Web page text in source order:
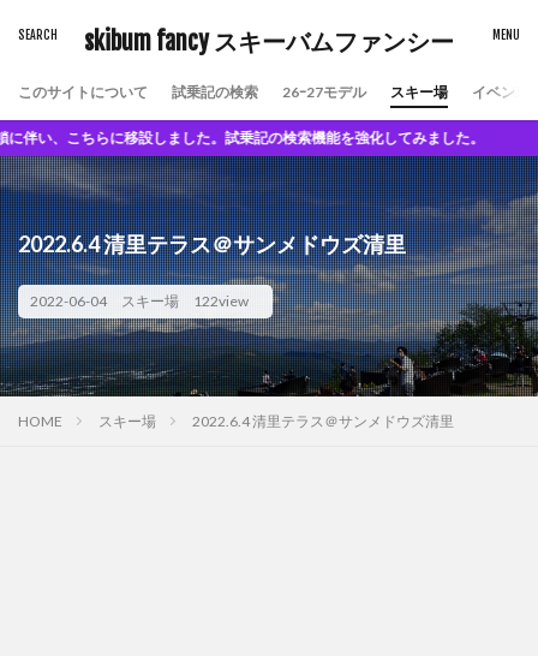
skibum fancy スキーバムファンシー
このサイトについて 試乗記の検索 26ｰ27モデル スキー場 イベント
設しました。試乗記の検索機能を強化してみました。
2022.6.4 清里テラス＠サンメドウズ清里
2022-06-04 スキー場 122view
HOME スキー場 2022.6.4 清里テラス＠サンメドウズ清里